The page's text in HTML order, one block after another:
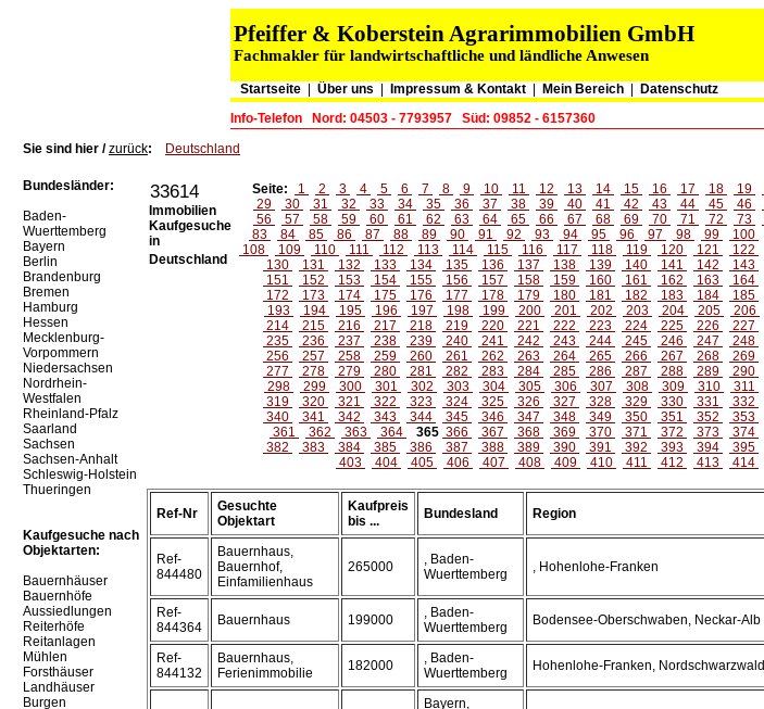
Pfeiffer & Koberstein Agrarimmobilien GmbH
Fachmakler für landwirtschaftliche und ländliche Anwesen
Startseite| Über uns Impressum & Kontakt| Mein Bereich Datenschutz
Info-Telefon
Nord: 04503 - 7793957 Süd: 09852 - 6157360
Sie sind hier /zurück: Deutschland
Bundesländer:
Baden-
Wuerttemberg
Bayern
Berlin
Brandenburg
Bremen
Hamburg
Hessen
Mecklenburg-
Vorpommern
Niedersachsen
Nordrhein-
Westfalen
Rheinland-Pfalz
Saarland
Sachsen
Sachsen-Anhalt
Schleswig-Holstein
Thueringen
Kaufgesuche nach
Objektarten:
Bauernhäuser
Bauernhöfe
Aussiedlungen
Reiterhöfe
Reitanlagen
Mühlen
Forsthäuser
Landhäuser
Burgen
33614
Immobilien
Kaufgesuche
in
Deutschland
Seite: 1 2 3 4 5 6 7 8 9 10 11 12 13 14 15 16 17 18 19
29
30 31 32 33 34 35 36 37 38 39 40 41 42 43 44 45 46
56
57 58 59 60 61 62 63 64 65 66 67 68 69 70 71 72 73
83
84 85 86 87 88 89 90 91 92 93 94 95 96 97 98 99 100
108
109 110 111 112 113 114 115 116 117 118 119 120 121 122
130
131 132 133 134 135 136 137 138 139 140 141 142 143
151
152 153 154 155 156 157 158 159 160 161 162 163 164
172
173 174 175 176 177 178 179 180 181 182 183 184 185
193
194 195 196 197 198 199 200 201 202 203 204 205 206
214
215 216 217 218 219 220 221 222 223 224 225 226 227
235
236 237 238 239 240 241 242 243 244 245 246 247 248
256
257 258 259 260 261 262 263 264 265 266 267 268 269
277
278 279 280 281 282 283 284 285 286 287 288 289 290
298
299 300 301 302 303 304 305 306 307 308 309 310 311
319
320 321 322 323 324 325 326 327 328 329 330 331 332
340
341 342 343 344 345 346 347 348 349 350 351 352 353
361
362 363 364 365 366 367 368 369 370 371 372 373 374
382
383 384 385 386 387 388 389 390 391 392 393 394 395
403
404 405 406 407 408 409 410 411 412 413 414
Ref-Nr
Gesuchte
Objektart
Kaufpreis
bis ...
Bundesland Region
Ref-
844480
Bauernhaus,
Bauernhof,
Einfamilienhaus
265000
, Baden-
Wuerttemberg
, Hohenlohe-Franken
Ref-
844364
Bauernhaus 199000
, Baden-
Wuerttemberg
Bodensee-Oberschwaben, Neckar-Alb
Ref-
844132
Bauernhaus,
Ferienimmobilie
182000
, Baden-
Wuerttemberg
Hohenlohe-Franken, Nordschwarzwald
Bayern,